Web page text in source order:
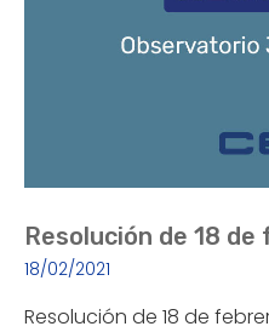
Resolución de 18
18/02/2021
Resolución de 18 de